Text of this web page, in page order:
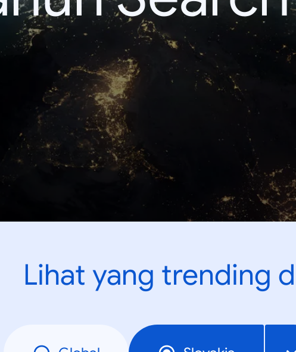
Lihat yang trending